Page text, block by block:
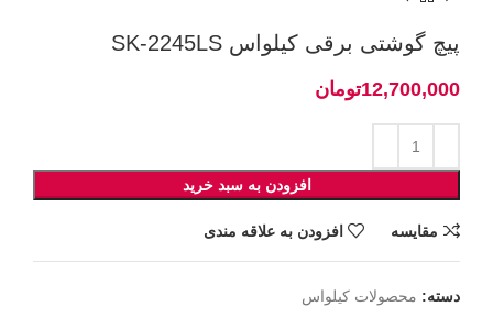
پیچ گوشتی برقی کیلواس SK-2245LS
تومان
افزودن به سبد خرید
مقايسه افزودن به علاقه مندی
دسته: محصولات کیلواس